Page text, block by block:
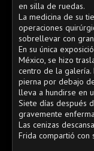
en silla de ruedas.
La medicina de su
operaciones
sobrellevar con
En su única
México, se hizo
centro de la galería.
pierna por debajo
lleva a hundirse en
Siete días después
gravemente
Las cenizas
Frida compartió con